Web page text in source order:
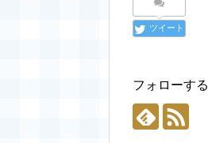
ツイート
フォローする